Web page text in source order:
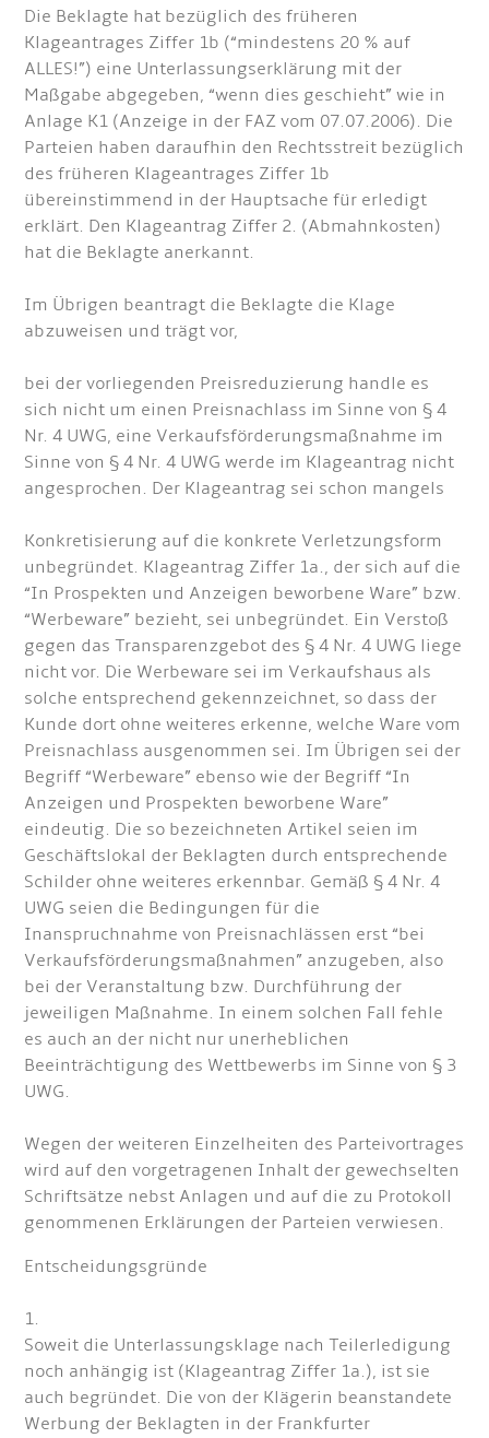
Die Beklagte hat bezüglich des früheren
Klageantrages Ziffer 1b (“mindestens 20 % auf
ALLES!”) eine Unterlassungserklärung mit der
Maßgabe abgegeben, “wenn dies geschieht” wie in
Anlage K1 (Anzeige in der FAZ vom 07.07.2006). Die
Parteien haben daraufhin den Rechtsstreit bezüglich
des früheren Klageantrages Ziffer 1b
übereinstimmend in der Hauptsache für erledigt
erklärt. Den Klageantrag Ziffer 2. (Abmahnkosten)
hat die Beklagte anerkannt.
Im Übrigen beantragt die Beklagte die Klage
abzuweisen und trägt vor,
bei der vorliegenden Preisreduzierung handle es
sich nicht um einen Preisnachlass im Sinne von § 4
Nr. 4 UWG, eine Verkaufsförderungsmaßnahme im
Sinne von § 4 Nr. 4 UWG werde im Klageantrag nicht
angesprochen. Der Klageantrag sei schon mangels
Konkretisierung auf die konkrete Verletzungsform
unbegründet. Klageantrag Ziffer 1a., der sich auf die
“In Prospekten und Anzeigen beworbene Ware” bzw.
“Werbeware” bezieht, sei unbegründet. Ein Verstoß
gegen das Transparenzgebot des § 4 Nr. 4 UWG liege
nicht vor. Die Werbeware sei im Verkaufshaus als
solche entsprechend gekennzeichnet, so dass der
Kunde dort ohne weiteres erkenne, welche Ware vom
Preisnachlass ausgenommen sei. Im Übrigen sei der
Begriff “Werbeware” ebenso wie der Begriff “In
Anzeigen und Prospekten beworbene Ware”
eindeutig. Die so bezeichneten Artikel seien im
Geschäftslokal der Beklagten durch entsprechende
Schilder ohne weiteres erkennbar. Gemäß § 4 Nr. 4
UWG seien die Bedingungen für die
Inanspruchnahme von Preisnachlässen erst “bei
Verkaufsförderungsmaßnahmen” anzugeben, also
bei der Veranstaltung bzw. Durchführung der
jeweiligen Maßnahme. In einem solchen Fall fehle
es auch an der nicht nur unerheblichen
Beeinträchtigung des Wettbewerbs im Sinne von § 3
UWG.
Wegen der weiteren Einzelheiten des Parteivortrages
wird auf den vorgetragenen Inhalt der gewechselten
Schriftsätze nebst Anlagen und auf die zu Protokoll
genommenen Erklärungen der Parteien verwiesen.
Entscheidungsgründe
1.
Soweit die Unterlassungsklage nach Teilerledigung
noch anhängig ist (Klageantrag Ziffer 1a.), ist sie
auch begründet. Die von der Klägerin beanstandete
Werbung der Beklagten in der Frankfurter